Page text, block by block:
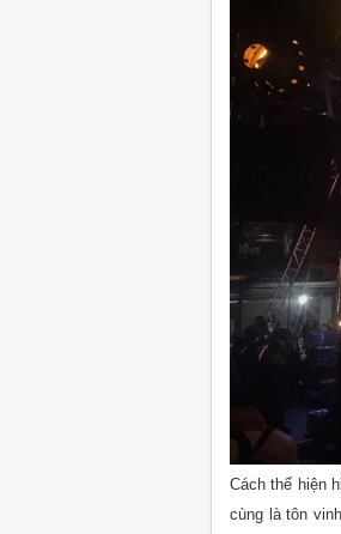
Cách thể hiện
cùng là tôn